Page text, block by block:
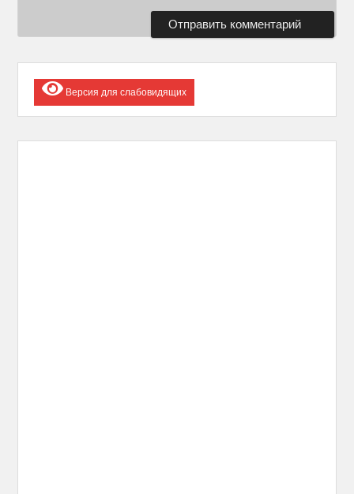
Версия для слабовидящих